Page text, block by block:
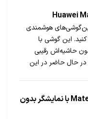
از بهترین‌گوشی‌های هوشمندی
کنید. این گوشی با
حاشیه‌اش رقیبی
حال حاضر در این
هوآوی آماده رونمایی از Mate 10 با نمایشگر بدون